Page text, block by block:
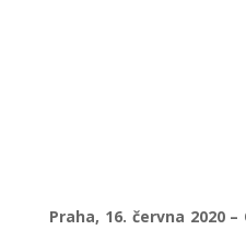
Praha, 16. června 2020